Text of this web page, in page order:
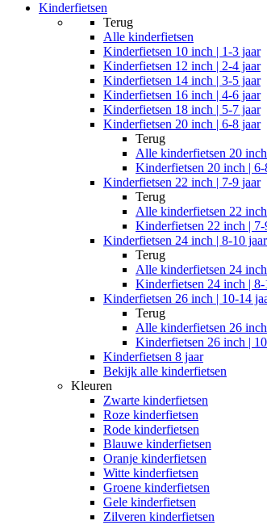
Kinderfietsen
Terug
Alle kinderfietsen
Kinderfietsen 10 inch | 1-3 jaar
Kinderfietsen 12 inch | 2-4 jaar
Kinderfietsen 14 inch | 3-5 jaar
Kinderfietsen 16 inch | 4-6 jaar
Kinderfietsen 18 inch | 5-7 jaar
Kinderfietsen 20 inch | 6-8 jaar
Terug
Alle kinderfietsen 20
Kinderfietsen 20 inch |
Kinderfietsen 22 inch | 7-9 jaar
Terug
Alle kinderfietsen 22
Kinderfietsen 22 inch |
Kinderfietsen 24 inch | 8-10 jaar
Terug
Alle kinderfietsen 24
Kinderfietsen 24 inch |
Kinderfietsen 26 inch | 10-14
Terug
Alle kinderfietsen 26
Kinderfietsen 26 inch |
Kinderfietsen 8 jaar
Bekijk alle kinderfietsen
Kleuren
Zwarte kinderfietsen
Roze kinderfietsen
Rode kinderfietsen
Blauwe kinderfietsen
Oranje kinderfietsen
Witte kinderfietsen
Groene kinderfietsen
Gele kinderfietsen
Zilveren kinderfietsen